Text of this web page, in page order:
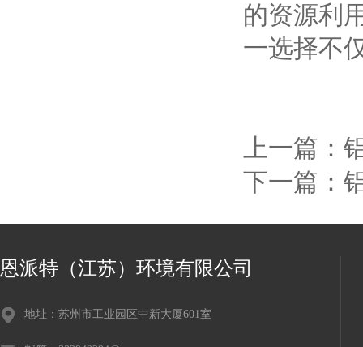
的资源利
一选择不
上一篇：
下一篇：
恩派特（江苏）环境有限公司
地址：苏州市工业园区中新大厦601室